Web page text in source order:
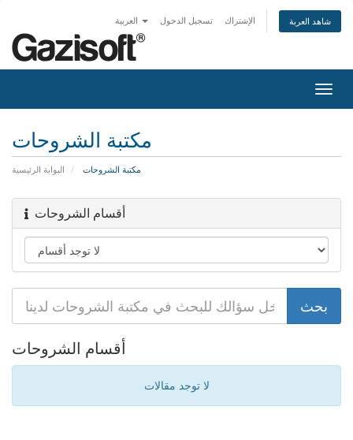
تسجيل الدخول الإشتراك شاهد العربة
مكتبة الشروحات
البوابة الرئيسية مكتبة الشروحات
أقسام الشروحات
أقسام الشروحات
لا توجد مقالات